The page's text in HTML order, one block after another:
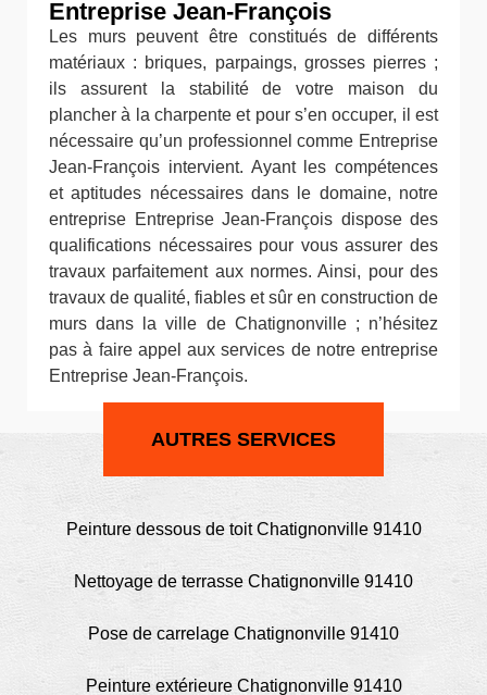
Entreprise Jean-François
Les murs peuvent être constitués de différents
matériaux : briques, parpaings, grosses pierres ;
ils assurent la stabilité de votre maison du
plancher à la charpente et pour s’en occuper, il est
nécessaire qu’un professionnel comme Entreprise
Jean-François intervient. Ayant les compétences
et aptitudes nécessaires dans le domaine, notre
entreprise Entreprise Jean-François dispose des
qualifications nécessaires pour vous assurer des
travaux parfaitement aux normes. Ainsi, pour des
travaux de qualité, fiables et sûr en construction de
murs dans la ville de Chatignonville ; n’hésitez
pas à faire appel aux services de notre entreprise
Entreprise Jean-François.
AUTRES SERVICES
Peinture dessous de toit Chatignonville 91410
Nettoyage de terrasse Chatignonville 91410
Pose de carrelage Chatignonville 91410
Peinture extérieure Chatignonville 91410